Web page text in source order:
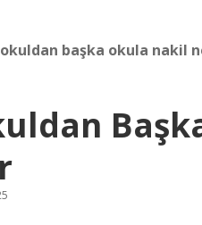
başka okula nakil